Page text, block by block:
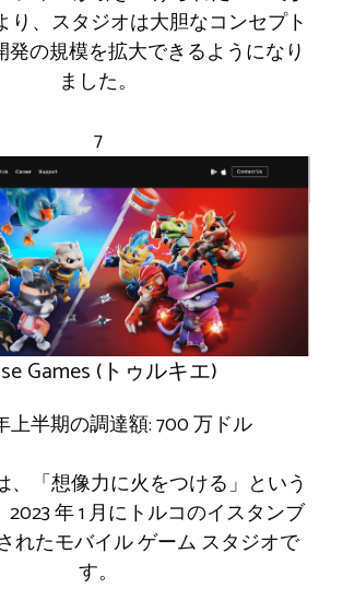
り、スタジオは大胆なコンセプト
発の規模を拡大できるようになり
ました。
7
Games (トゥルキエ)
上半期の調達額: 700 万ドル
、「想像力に火をつける」という
年 1 月にトルコのイスタンブ
れたモバイル ゲーム スタジオで
す。